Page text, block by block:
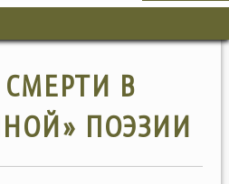
СМЕРТИ В
ПОЭЗИИ